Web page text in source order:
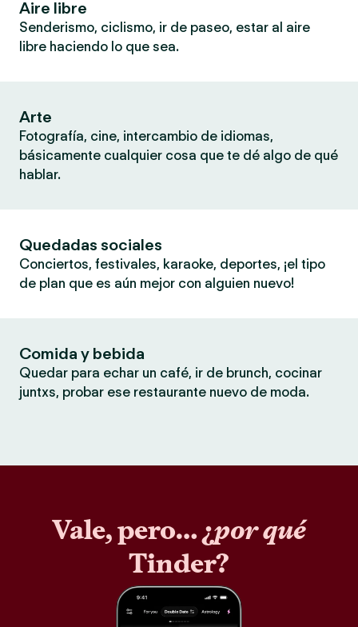
Aire libre
Senderismo, ciclismo, ir de paseo, estar al aire
libre haciendo lo que sea.
Arte
Fotografía, cine, intercambio de idiomas,
básicamente cualquier cosa que te dé algo de qué
hablar.
Quedadas sociales
Conciertos, festivales, karaoke, deportes, ¡el tipo
de plan que es aún mejor con alguien nuevo!
Comida y bebida
Quedar para echar un café, ir de brunch, cocinar
juntxs, probar ese restaurante nuevo de moda.
Vale, pero… ¿por qué
Tinder?